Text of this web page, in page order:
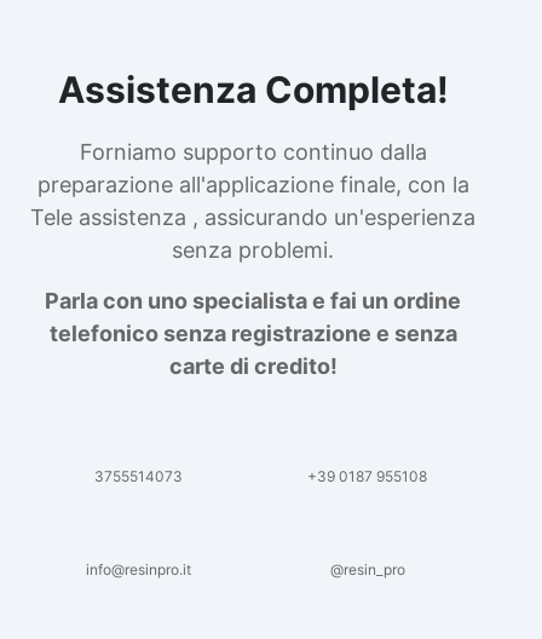
Assistenza Completa!
Forniamo supporto continuo dalla
preparazione all'applicazione finale, con la
Tele assistenza , assicurando un'esperienza
senza problemi.
Parla con uno specialista e fai un ordine
telefonico senza registrazione e senza
carte di credito!
3755514073 +39 0187 955108
info@resinpro.it @resin_pro